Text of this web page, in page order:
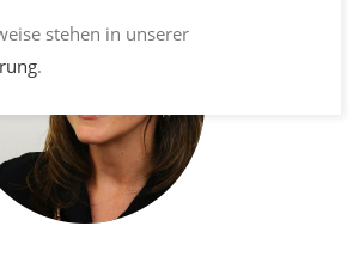
stehen in unserer
.